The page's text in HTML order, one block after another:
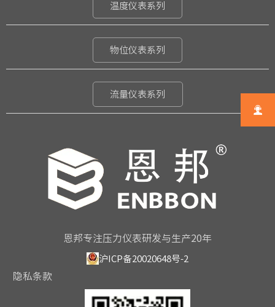
温度仪表系列
物位仪表系列
流量仪表系列
恩邦专注压力仪表研发与生产20年
沪ICP备20020648号-2
隐私条款
